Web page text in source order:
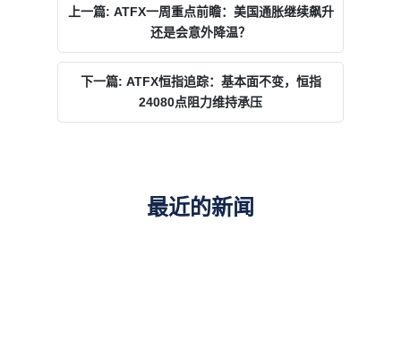
上一篇: ATFX一周重点前瞻：美国通胀继续飙升
还是会意外降温？
下一篇: ATFX恒指追踪：基本面不变，恒指
24080点阻力维持承压
最近的新闻